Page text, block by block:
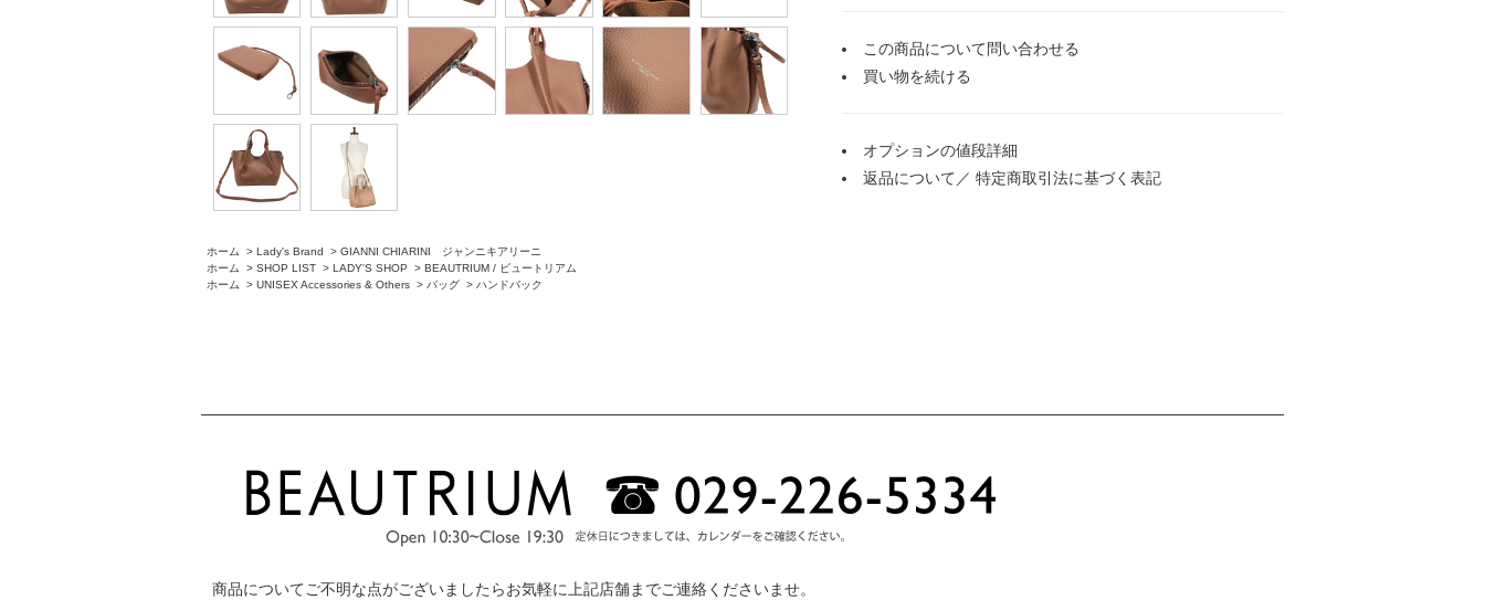
ホーム >Lady's Brand >GIANNI CHIARINI ジャンニキアリーニ
ホーム
>SHOP LIST >LADY'S SHOP >BEAUTRIUM / ビュートリアム
ホーム
>UNISEX Accessories & Others >バッグ >ハンドバック
この商品について問い合わせる
買い物を続ける
オプションの値段詳細
返品について ／ 特定商取引法に基づく表記
商品についてご不明な点がございましたらお気軽に上記店舗までご連絡くださいませ。